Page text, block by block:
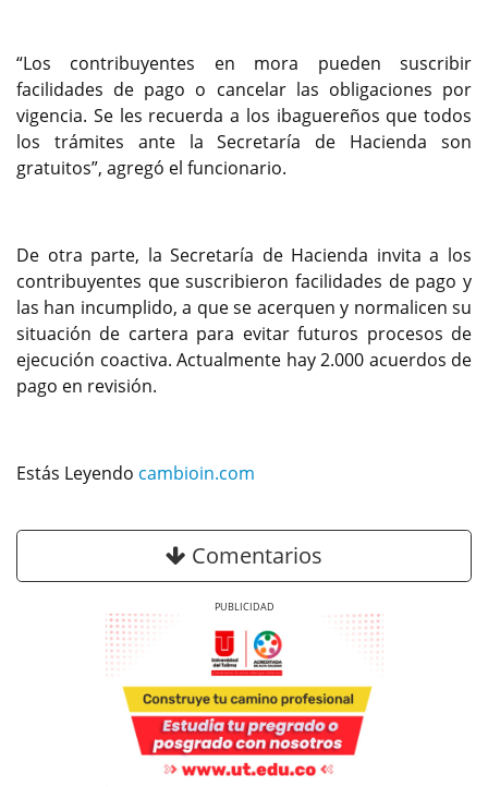
“Los contribuyentes en mora pueden suscribir
facilidades de pago o cancelar las obligaciones por
vigencia. Se les recuerda a los ibaguereños que todos
los trámites ante la Secretaría de Hacienda son
gratuitos”, agregó el funcionario.
De otra parte, la Secretaría de Hacienda invita a los
contribuyentes que suscribieron facilidades de pago y
las han incumplido, a que se acerquen y normalicen su
situación de cartera para evitar futuros procesos de
ejecución coactiva. Actualmente hay 2.000 acuerdos de
pago en revisión.
Estás Leyendo cambioin.com
Comentarios